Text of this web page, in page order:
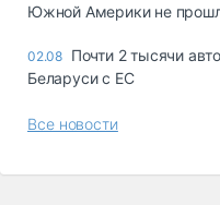
Южной Америки не
02.08 Почти 2 тысячи
Беларуси с ЕС
Все новости